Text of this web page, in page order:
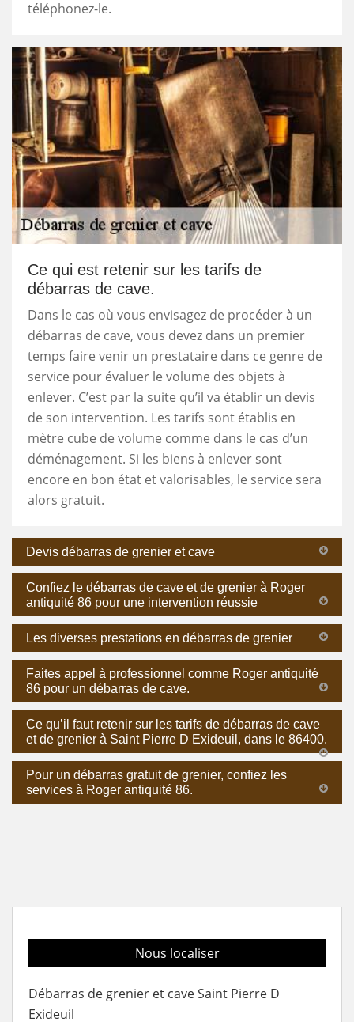
téléphonez-le.
Ce qui est retenir sur les tarifs de
débarras de cave.
Dans le cas où vous envisagez de procéder à un
débarras de cave, vous devez dans un premier
temps faire venir un prestataire dans ce genre de
service pour évaluer le volume des objets à
enlever. C’est par la suite qu’il va établir un devis
de son intervention. Les tarifs sont établis en
mètre cube de volume comme dans le cas d’un
déménagement. Si les biens à enlever sont
encore en bon état et valorisables, le service sera
alors gratuit.
Devis débarras de grenier et cave
Confiez le débarras de cave et de grenier à Roger
antiquité 86 pour une intervention réussie
Les diverses prestations en débarras de grenier
Faites appel à professionnel comme Roger antiquité
86 pour un débarras de cave.
Ce qu’il faut retenir sur les tarifs de débarras de cave
et de grenier à Saint Pierre D Exideuil, dans le 86400.
Pour un débarras gratuit de grenier, confiez les
services à Roger antiquité 86.
Nous localiser
Débarras de grenier et cave Saint Pierre D
Exideuil